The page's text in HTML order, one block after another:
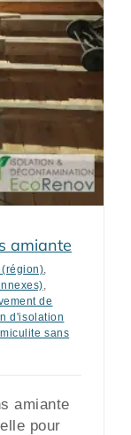
amiante
,
,
de
d'isolation
sans
amiante
pour